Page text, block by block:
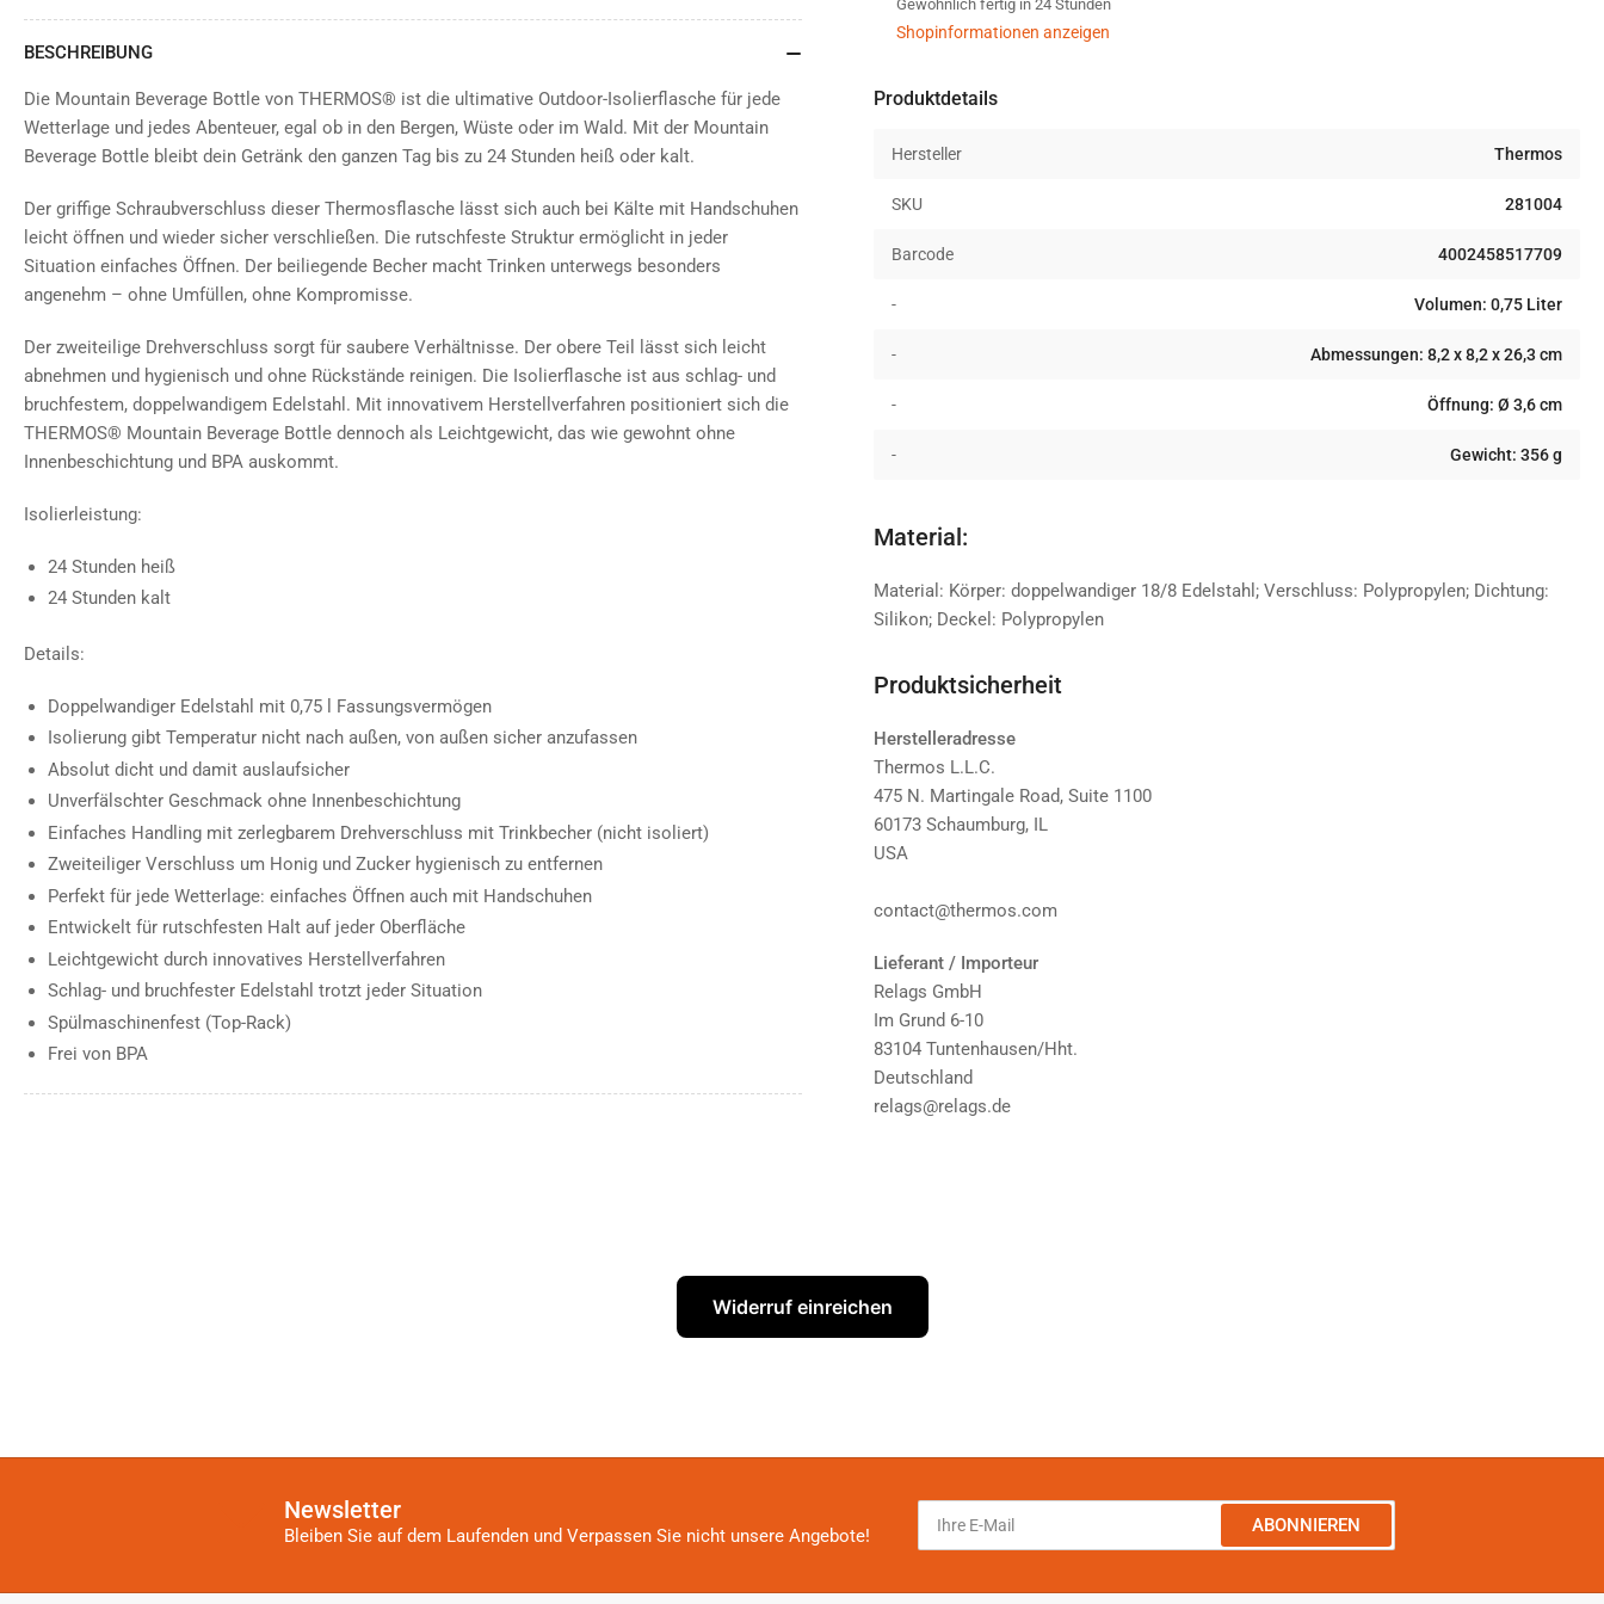
schwarz
schwarz
Gewöhnlich fertig in 24 Stunden
Shopinformationen anzeigen
Produktdetails
Hersteller Thermos
SKU 281004
Barcode 4002458517709
- Volumen: 0,75 Liter
- Abmessungen: 8,2 x 8,2 x 26,3 cm
- Öffnung: Ø 3,6 cm
- Gewicht: 356 g
Material:
Material: Körper: doppelwandiger 18/8 Edelstahl; Verschluss: Polypropylen; Dichtung:
Silikon; Deckel: Polypropylen
Produktsicherheit
Herstelleradresse
Thermos L.L.C.
475 N. Martingale Road, Suite 1100
60173 Schaumburg, IL
USA
contact@thermos.com
Lieferant / Importeur
Relags GmbH
Im Grund 6-10
83104 Tuntenhausen/Hht.
Deutschland
relags@relags.de
BESCHREIBUNG
Die Mountain Beverage Bottle von THERMOS® ist die ultimative Outdoor-Isolierflasche für jede
Wetterlage und jedes Abenteuer, egal ob in den Bergen, Wüste oder im Wald. Mit der Mountain
Beverage Bottle bleibt dein Getränk den ganzen Tag bis zu 24 Stunden heiß oder kalt.
Der griffige Schraubverschluss dieser Thermosflasche lässt sich auch bei Kälte mit Handschuhen
leicht öffnen und wieder sicher verschließen. Die rutschfeste Struktur ermöglicht in jeder
Situation einfaches Öffnen. Der beiliegende Becher macht Trinken unterwegs besonders
angenehm – ohne Umfüllen, ohne Kompromisse.
Der zweiteilige Drehverschluss sorgt für saubere Verhältnisse. Der obere Teil lässt sich leicht
abnehmen und hygienisch und ohne Rückstände reinigen. Die Isolierflasche ist aus schlag- und
bruchfestem, doppelwandigem Edelstahl. Mit innovativem Herstellverfahren positioniert sich die
THERMOS® Mountain Beverage Bottle dennoch als Leichtgewicht, das wie gewohnt ohne
Innenbeschichtung und BPA auskommt.
Isolierleistung:
24 Stunden heiß
24 Stunden kalt
Details:
Doppelwandiger Edelstahl mit 0,75 l Fassungsvermögen
Isolierung gibt Temperatur nicht nach außen, von außen sicher anzufassen
Absolut dicht und damit auslaufsicher
Unverfälschter Geschmack ohne Innenbeschichtung
Einfaches Handling mit zerlegbarem Drehverschluss mit Trinkbecher (nicht isoliert)
Zweiteiliger Verschluss um Honig und Zucker hygienisch zu entfernen
Perfekt für jede Wetterlage: einfaches Öffnen auch mit Handschuhen
Entwickelt für rutschfesten Halt auf jeder Oberfläche
Leichtgewicht durch innovatives Herstellverfahren
Schlag- und bruchfester Edelstahl trotzt jeder Situation
Spülmaschinenfest (Top-Rack)
Frei von BPA
Widerruf einreichen
Newsletter
Bleiben Sie auf dem Laufenden und Verpassen Sie nicht unsere Angebote!
Ihre
Mail
ABONNIEREN